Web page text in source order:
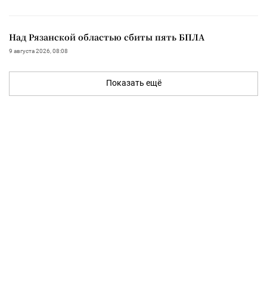
Над Рязанской областью сбиты пять БПЛА
9 августа 2026, 08:08
Показать ещё